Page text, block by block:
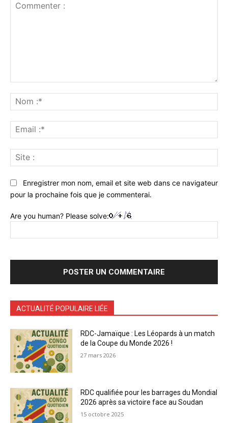
:*
:*
:
Enregistrer mon nom, email et site web dans ce navigateur
pour la prochaine fois que je commenterai.
Are you human? Please solve:
ACTUALITÉ POPULAIRE LIÉE
RDC-Jamaïque : Les Léopards à un match
de la Coupe du Monde 2026 !
27 mars 2026
RDC qualifiée pour les barrages du Mondial
2026 après sa victoire face au Soudan
15 octobre 2025